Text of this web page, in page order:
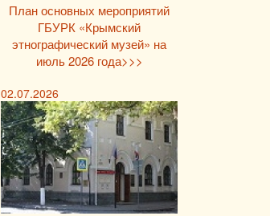
План основных мероприятий
ГБУРК «Крымский
этнографический музей» на
июль 2026 года>>>
02.07.2026